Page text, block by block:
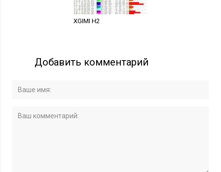
XGIMI H2
Добавить комментарий